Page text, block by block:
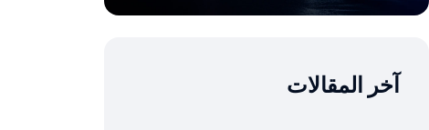
آخر المقالات